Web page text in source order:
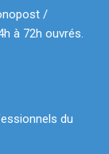
/
à 72h ouvrés.
du